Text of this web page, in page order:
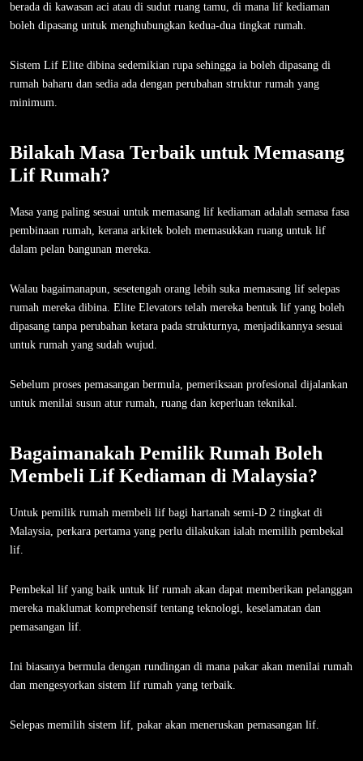
berada di kawasan aci atau di sudut ruang tamu, di mana lif kediaman
boleh dipasang untuk menghubungkan kedua-dua tingkat rumah.
Sistem Lif Elite dibina sedemikian rupa sehingga ia boleh dipasang di
rumah baharu dan sedia ada dengan perubahan struktur rumah yang
minimum.
Bilakah Masa Terbaik untuk Memasang
Lif Rumah?
Masa yang paling sesuai untuk memasang lif kediaman adalah semasa fasa
pembinaan rumah, kerana arkitek boleh memasukkan ruang untuk lif
dalam pelan bangunan mereka.
Walau bagaimanapun, sesetengah orang lebih suka memasang lif selepas
rumah mereka dibina. Elite Elevators telah mereka bentuk lif yang boleh
dipasang tanpa perubahan ketara pada strukturnya, menjadikannya sesuai
untuk rumah yang sudah wujud.
Sebelum proses pemasangan bermula, pemeriksaan profesional dijalankan
untuk menilai susun atur rumah, ruang dan keperluan teknikal.
Bagaimanakah Pemilik Rumah Boleh
Membeli Lif Kediaman di Malaysia?
Untuk pemilik rumah membeli lif bagi hartanah semi-D 2 tingkat di
Malaysia, perkara pertama yang perlu dilakukan ialah memilih pembekal
lif.
Pembekal lif yang baik untuk lif rumah akan dapat memberikan pelanggan
mereka maklumat komprehensif tentang teknologi, keselamatan dan
pemasangan lif.
Ini biasanya bermula dengan rundingan di mana pakar akan menilai rumah
dan mengesyorkan sistem lif rumah yang terbaik.
Selepas memilih sistem lif, pakar akan meneruskan pemasangan lif.